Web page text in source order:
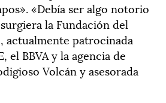
«Debía ser algo notorio
la Fundación del
actualmente patrocinada
el BBVA y la agencia de
Volcán y asesorada